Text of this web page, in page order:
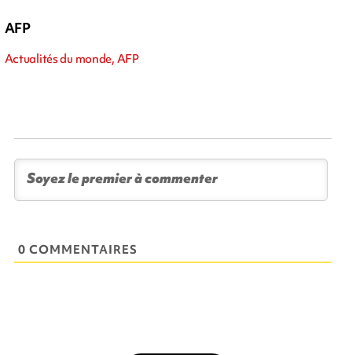
AFP
Actualités du monde, AFP
0 COMMENTAIRES